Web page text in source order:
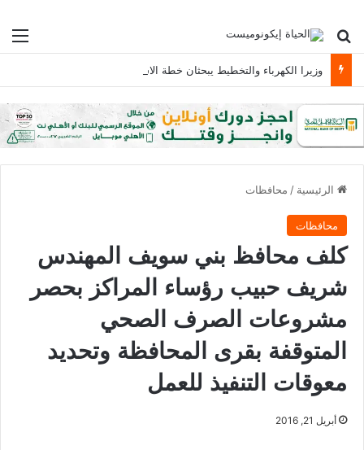
بحث عن
الرئيسية / محافظات
محافظات
كلف محافظ بني سويف المهندس
شريف حبيب رؤساء المراكز بحصر
مشروعات الصرف الصحي
المتوقفة بقرى المحافظة وتحديد
معوقات التنفيذ للعمل
أبريل 21, 2016